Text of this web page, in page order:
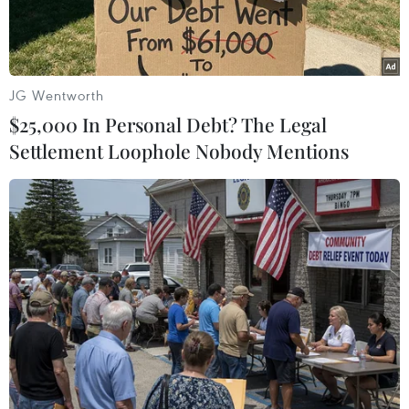
Ảnh chỉ có tính minh họa. (Nguồn: Fortune)
Chính phủ Đức ngày 17/10 đã hạ dự báo tăng
trưởng kinh tế nước này trong năm 2020 từ
1,5% xuống còn 1% do các tác động tiêu cực của
tình trạng xung đột thương mại trên thế giới,
Vương quốc Anh rời Liên minh châu Âu (EU),
JG Wentworth
$25,000 In Personal Debt? The Legal
Settlement Loophole Nobody Mentions